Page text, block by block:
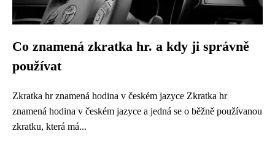
Co znamená zkratka hr. a kdy ji správně
používat
Zkratka hr znamená hodina v českém jazyce Zkratka hr
znamená hodina v českém jazyce a jedná se o běžně používanou
zkratku, která má...